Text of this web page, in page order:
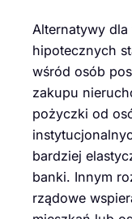
Alternatywy
hipotecznych
wśród osób
zakupu
pożyczki od
bardziej
banki. Innym
rządowe